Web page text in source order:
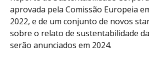
aprovada pela Comissão Europeia
2022, e de um conjunto de novos
sobre o relato de sustentabilidade
serão anunciados em 2024.